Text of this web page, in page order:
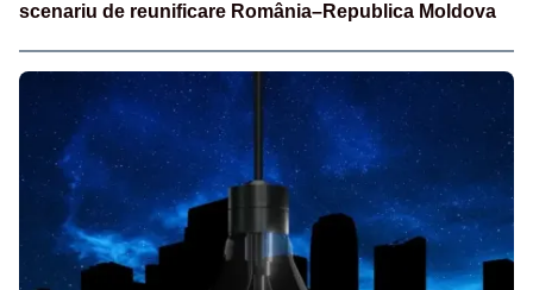
scenariu de reunificare România–Republica Moldova